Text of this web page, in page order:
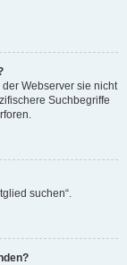
Webserver sie nicht
Suchbegriffe
suchen“.